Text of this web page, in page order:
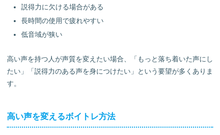
説得力に欠ける場合がある
長時間の使用で疲れやすい
低音域が狭い
高い声を持つ人が声質を変えたい場合、「もっと落ち着いた声にし
たい」「説得力のある声を身につけたい」という要望が多くありま
す。
高い声を変えるボイトレ方法